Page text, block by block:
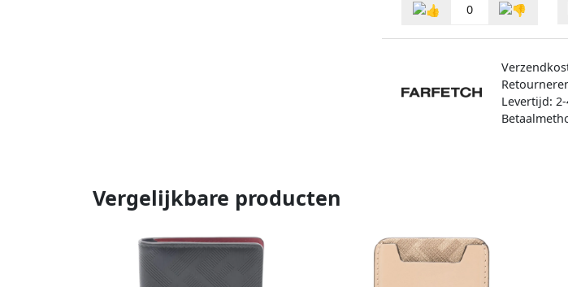
0
Levertijd:
Vergelijkbare producten